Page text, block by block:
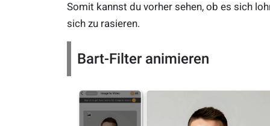
Somit kannst du vorher sehen, ob es sich
sich zu rasieren.
Bart-Filter animieren